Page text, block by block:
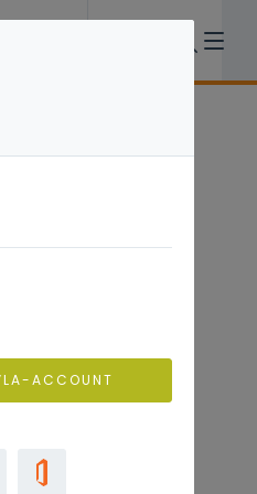
ACCOUNT